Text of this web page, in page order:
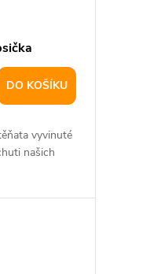
DO KOŠÍKU
vyvinuté
našich